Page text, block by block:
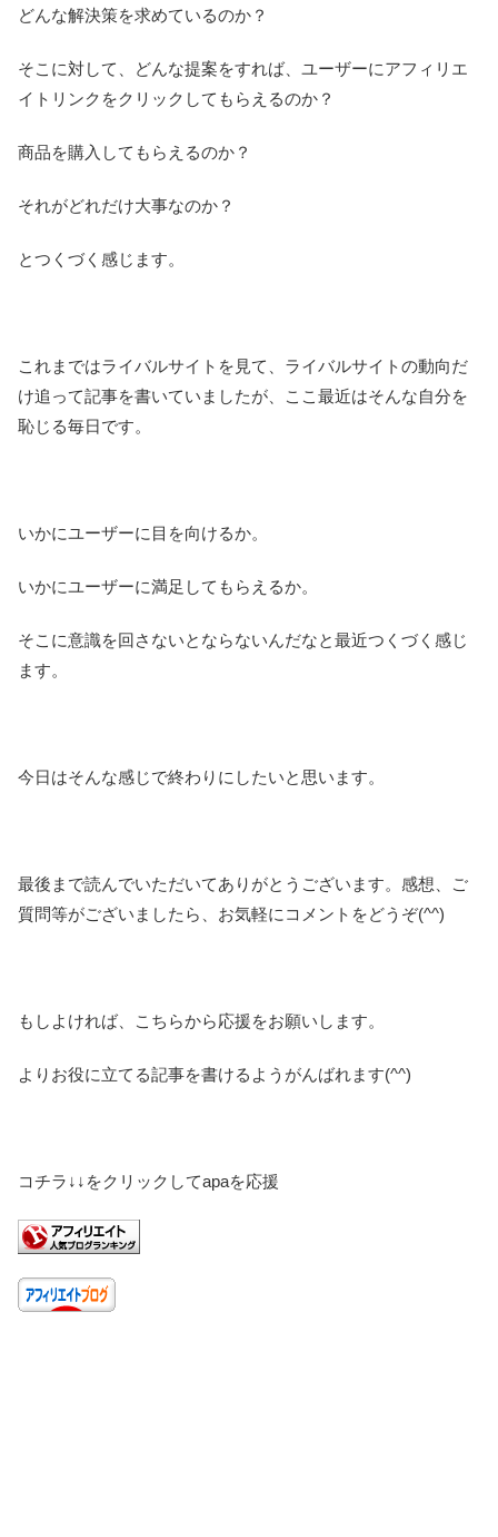
どんな解決策を求めているのか？
そこに対して、どんな提案をすれば、ユーザーにアフィリエ
イトリンクをクリックしてもらえるのか？
商品を購入してもらえるのか？
それがどれだけ大事なのか？
とつくづく感じます。
これまではライバルサイトを見て、ライバルサイトの動向だ
け追って記事を書いていましたが、ここ最近はそんな自分を
恥じる毎日です。
いかにユーザーに目を向けるか。
いかにユーザーに満足してもらえるか。
そこに意識を回さないとならないんだなと最近つくづく感じ
ます。
今日はそんな感じで終わりにしたいと思います。
最後まで読んでいただいてありがとうございます。感想、ご
質問等がございましたら、お気軽にコメントをどうぞ(^^)
もしよければ、こちらから応援をお願いします。
よりお役に立てる記事を書けるようがんばれます(^^)
コチラ↓↓をクリックしてapaを応援